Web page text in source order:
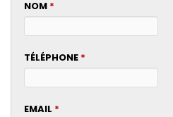
NOM *
TÉLÉPHONE *
EMAIL *